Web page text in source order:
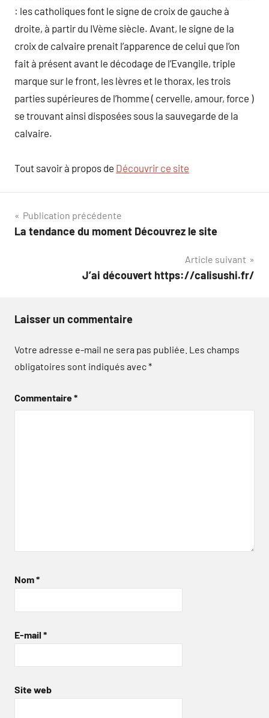
: les catholiques font le signe de croix de gauche à
droite, à partir du IVème siècle. Avant, le signe de la
croix de calvaire prenait l’apparence de celui que l’on
fait à présent avant le décodage de l’Evangile, triple
marque sur le front, les lèvres et le thorax, les trois
parties supérieures de l’homme ( cervelle, amour, force )
se trouvant ainsi disposées sous la sauvegarde de la
calvaire.
Tout savoir à propos de Découvrir ce site
Navigation
de
Publication précédente
La tendance du moment Découvrez le site
Article suivant
J’ai découvert https://calisushi.fr/
Laisser un commentaire
Votre adresse e-mail ne sera pas publiée. Les champs
obligatoires sont indiqués avec*
Commentaire*
Nom*
E-mail *
Site web